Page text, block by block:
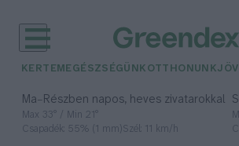
KERTEM EGÉSZSÉGÜNK OTTHONUNK
Ma– Részben napos, heves zivatarokkal
Max 33° / Min 21°
Csapadék: 55% (1 mm)Szél: 11 km/h